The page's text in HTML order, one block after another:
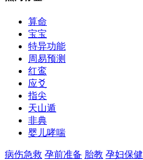
算命
宝宝
特异功能
周易预测
红鸾
应爻
指尖
天山遁
非典
婴儿哮喘
病伤急救 孕前准备 胎教 孕妇保健